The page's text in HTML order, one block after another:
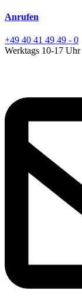
Anrufen
+49 40 41 49 49 - 0
Werktags 10-17 Uhr